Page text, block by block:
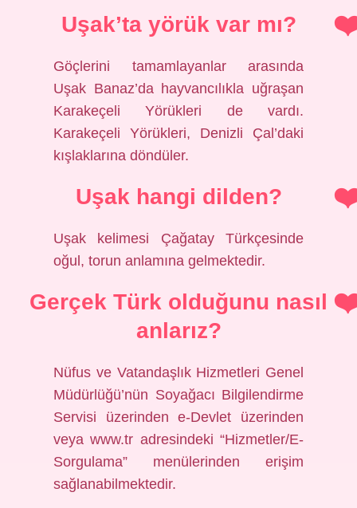
Uşak’ta yörük var mı?
Göçlerini tamamlayanlar arasında
Uşak Banaz’da hayvancılıkla uğraşan
Karakeçeli Yörükleri de vardı.
Karakeçeli Yörükleri, Denizli Çal’daki
kışlaklarına döndüler.
Uşak hangi dilden?
Uşak kelimesi Çağatay Türkçesinde
oğul, torun anlamına gelmektedir.
Gerçek Türk olduğunu nasıl
anlarız?
Nüfus ve Vatandaşlık Hizmetleri Genel
Müdürlüğü’nün Soyağacı Bilgilendirme
Servisi üzerinden e-Devlet üzerinden
veya www.tr adresindeki “Hizmetler/E-
Sorgulama” menülerinden erişim
sağlanabilmektedir.